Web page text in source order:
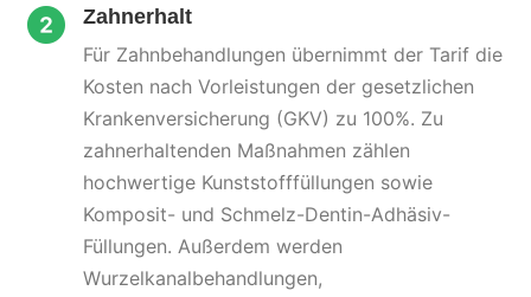
Zahnerhalt
Für Zahnbehandlungen übernimmt der Tarif die
Kosten nach Vorleistungen der gesetzlichen
Krankenversicherung (GKV) zu 100%. Zu
zahnerhaltenden Maßnahmen zählen
hochwertige Kunststofffüllungen sowie
Komposit- und Schmelz-Dentin-Adhäsiv-
Füllungen. Außerdem werden
Wurzelkanalbehandlungen,